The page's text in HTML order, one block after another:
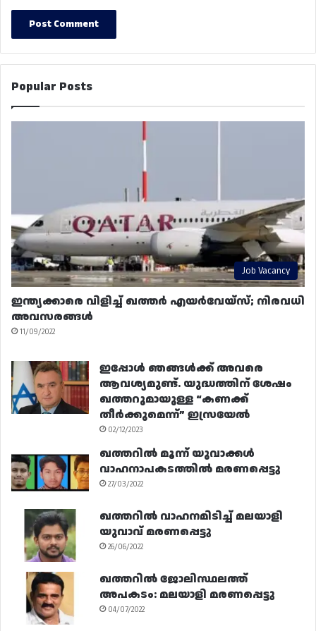
Popular Posts
Job Vacancy
ഇന്ത്യക്കാരെ വിളിച്ച് ഖത്തർ എയർവേയ്‌സ്; നിരവധി
അവസരങ്ങൾ
11/09/2022
ഇപ്പോൾ ഞങ്ങൾക്ക് അവരെ
ആവശ്യമുണ്ട്. യുദ്ധത്തിന് ശേഷം
ഖത്തറുമായുള്ള “കണക്ക്
തീർക്കുമെന്ന്” ഇസ്രയേൽ
02/12/2023
ഖത്തറിൽ മൂന്ന് യുവാക്കൾ
വാഹനാപകടത്തിൽ മരണപ്പെട്ടു
27/03/2022
ഖത്തറിൽ വാഹനമിടിച്ച് മലയാളി
യുവാവ് മരണപ്പെട്ടു
26/06/2022
ഖത്തറിൽ ജോലിസ്ഥലത്ത്
അപകടം: മലയാളി മരണപ്പെട്ടു
04/07/2022